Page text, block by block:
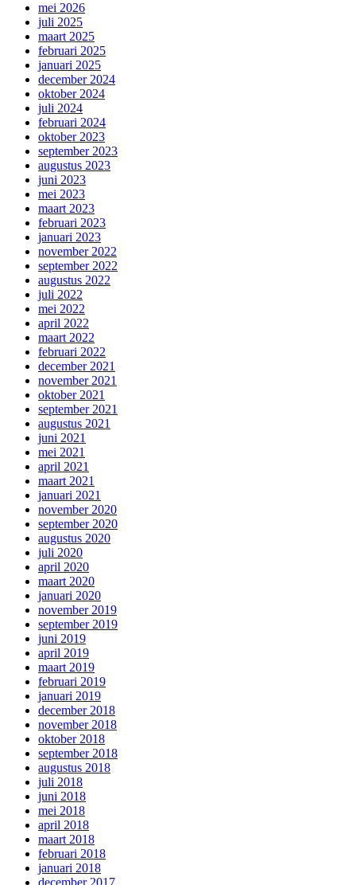
mei 2026
juli 2025
maart 2025
februari 2025
januari 2025
december 2024
oktober 2024
juli 2024
februari 2024
oktober 2023
september 2023
augustus 2023
juni 2023
mei 2023
maart 2023
februari 2023
januari 2023
november 2022
september 2022
augustus 2022
juli 2022
mei 2022
april 2022
maart 2022
februari 2022
december 2021
november 2021
oktober 2021
september 2021
augustus 2021
juni 2021
mei 2021
april 2021
maart 2021
januari 2021
november 2020
september 2020
augustus 2020
juli 2020
april 2020
maart 2020
januari 2020
november 2019
september 2019
juni 2019
april 2019
maart 2019
februari 2019
januari 2019
december 2018
november 2018
oktober 2018
september 2018
augustus 2018
juli 2018
juni 2018
mei 2018
april 2018
maart 2018
februari 2018
januari 2018
december 2017